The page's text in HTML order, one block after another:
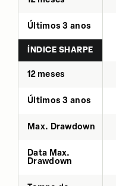
Últimos 3 anos
ÍNDICE SHARPE
12 meses
Últimos 3 anos
Max. Drawdown
Data Max.
Drawdown